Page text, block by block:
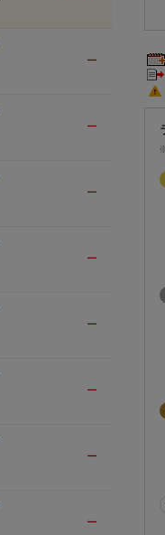
ー
ー
ー
ー
ー
ー
ー
ー